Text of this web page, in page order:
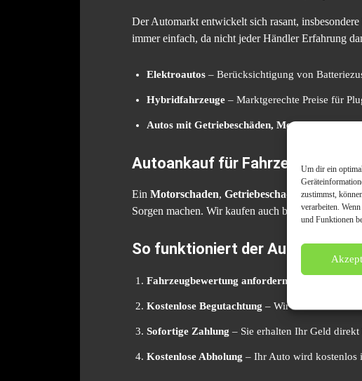
Um dir ein
zustimmst,
verarbeiten.
und Funktionen
Der Automarkt entwickelt sich rasant,
immer einfach, da nicht jeder Händler Erfahrung
Elektroautos – Berücksichtigung von
Hybridfahrzeuge – Marktgerechte Preise für
Autos mit Getriebeschäden, Motorschäden
Autoankauf für Fahrzeuge mit
Ein Motorschaden, Getriebeschadenoder
Sorgen machen. Wir kaufen auch beschädigte
So funktioniert der Autoankauf
Fahrzeugbewertung anfordern
Kostenlose Begutachtung – Wir bewerten Ihr
Sofortige Zahlung – Sie erhalten Ihr Geld
Kostenlose Abholung – Ihr Auto wird kostenlos